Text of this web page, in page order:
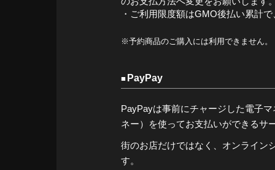
・ご利用限度額はGMO後払い累計
※予約商品のご購入には利用できません。
PayPay
PayPayは事前にチャージした電子
ネー）を使ってお支払いができるサ
街のお店だけではなく、オンライン
す。